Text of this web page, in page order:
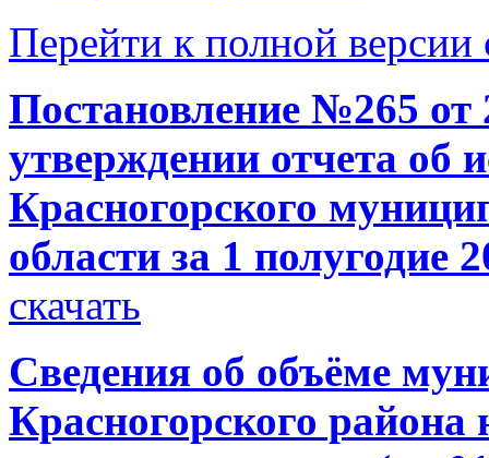
Перейти к полной версии
Постановление №265 от
утверждении отчета об
Красногорского
области за 1 полугодие
скачать
Сведения об объёме
Красногорского района